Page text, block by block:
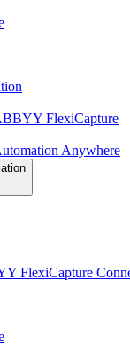
FlexiCapture
Anywhere
FlexiCapture